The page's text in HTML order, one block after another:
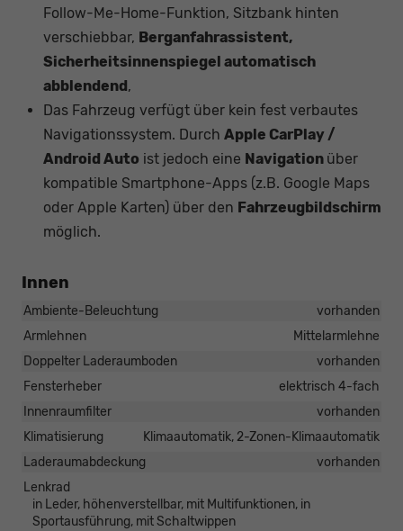
Follow-Me-Home-Funktion, Sitzbank hinten
verschiebbar, Berganfahrassistent,
Sicherheitsinnenspiegel automatisch
abblendend ,
Das Fahrzeug verfügt über kein fest verbautes
Navigationssystem. Durch Apple CarPlay /
Android Auto ist jedoch eine Navigation über
kompatible Smartphone-Apps (z.B. Google Maps
oder Apple Karten) über den Fahrzeugbildschirm
möglich.
Innen
Ambiente-Beleuchtung
vorhanden
Armlehnen
Mittelarmlehne
Doppelter Laderaumboden
vorhanden
Fensterheber
elektrisch 4-fach
Innenraumfilter
vorhanden
Klimatisierung
Klimaautomatik, 2-Zonen-Klimaautomatik
Laderaumabdeckung
vorhanden
Lenkrad
in Leder, höhenverstellbar, mit Multifunktionen, in
Sportausführung, mit Schaltwippen